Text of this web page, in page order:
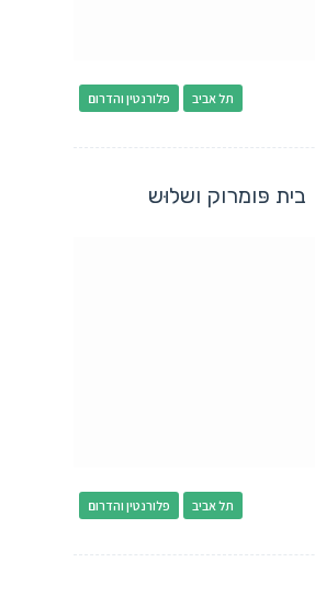
פלורנטין והדרום תל אביב
בית פּומרוק ושלוּש
פלורנטין והדרום תל אביב